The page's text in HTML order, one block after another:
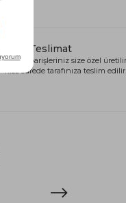
Hızlı Teslimat
Tüm siparişleriniz size özel
kısa sürede tarafınıza teslim edilir.